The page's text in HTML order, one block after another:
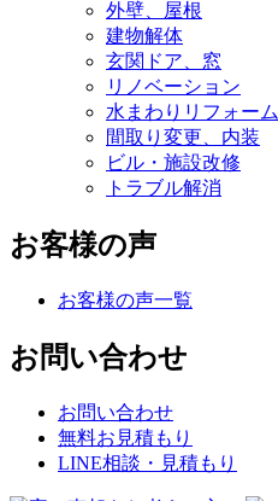
外壁、屋根
建物解体
玄関ドア、窓
リノベーション
水まわりリフォーム
間取り変更、内装
ビル・施設改修
トラブル解消
お客様の声
お客様の声一覧
お問い合わせ
お問い合わせ
無料お見積もり
LINE相談・見積もり